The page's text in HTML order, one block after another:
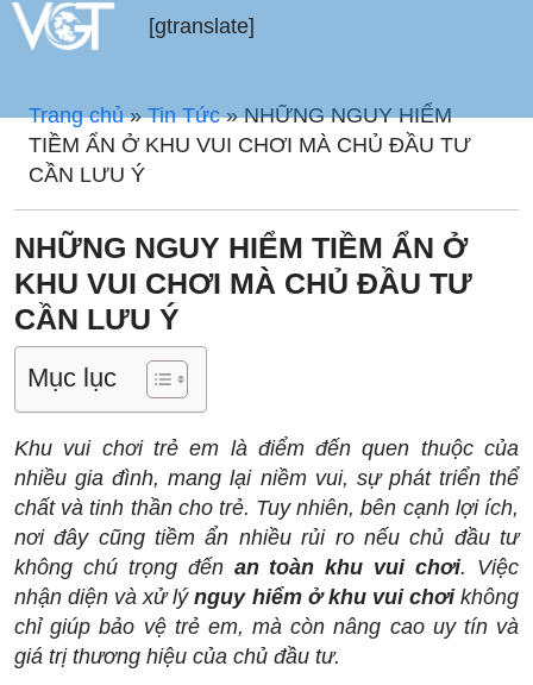
[gtranslate]
Trang chủ»Tin Tức»NHỮNG NGUY HIỂM
TIỀM ẨN Ở KHU VUI CHƠI MÀ CHỦ ĐẦU TƯ
CẦN LƯU Ý
NHỮNG NGUY HIỂM TIỀM ẨN Ở
KHU VUI CHƠI MÀ CHỦ ĐẦU TƯ
CẦN LƯU Ý
Mục lục
Khu vui chơi trẻ em là điểm đến quen thuộc của
nhiều gia đình, mang lại niềm vui, sự phát triển thể
chất và tinh thần cho trẻ. Tuy nhiên, bên cạnh lợi ích,
nơi đây cũng tiềm ẩn nhiều rủi ro nếu chủ đầu tư
không chú trọng đến an toàn khu vui chơi. Việc
nhận diện và xử lýnguy hiểm ở khu vui chơikhông
chỉ giúp bảo vệ trẻ em, mà còn nâng cao uy tín và
giá trị thương hiệu của chủ đầu tư.